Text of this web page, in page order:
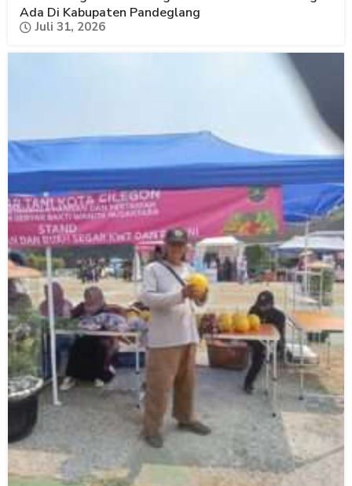
Ada Di Kabupaten Pandeglang
Juli 31, 2026